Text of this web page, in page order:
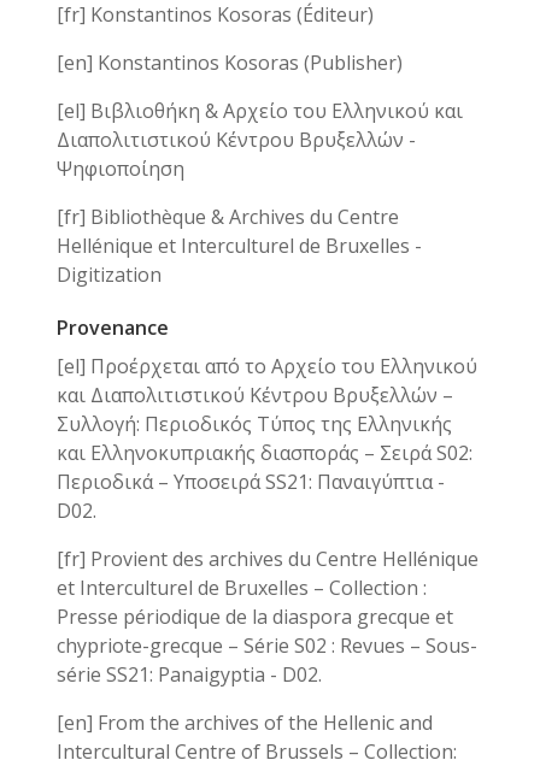
[fr] Konstantinos Kosoras (Éditeur)
[en] Konstantinos Kosoras (Publisher)
[el] Βιβλιοθήκη & Αρχείο του Ελληνικού και
Διαπολιτιστικού Κέντρου Βρυξελλών -
Ψηφιοποίηση
[fr] Bibliothèque & Archives du Centre
Hellénique et Interculturel de Bruxelles -
Digitization
Provenance
[el] Προέρχεται από το Αρχείο του Ελληνικού
και Διαπολιτιστικού Κέντρου Βρυξελλών –
Συλλογή: Περιοδικός Τύπος της Ελληνικής
και Ελληνοκυπριακής διασποράς – Σειρά S02:
Περιοδικά – Υποσειρά SS21: Παναιγύπτια -
D02.
[fr] Provient des archives du Centre Hellénique
et Interculturel de Bruxelles – Collection :
Presse périodique de la diaspora grecque et
chypriote-grecque – Série S02 : Revues – Sous-
série SS21: Panaigyptia - D02.
[en] From the archives of the Hellenic and
Intercultural Centre of Brussels – Collection: